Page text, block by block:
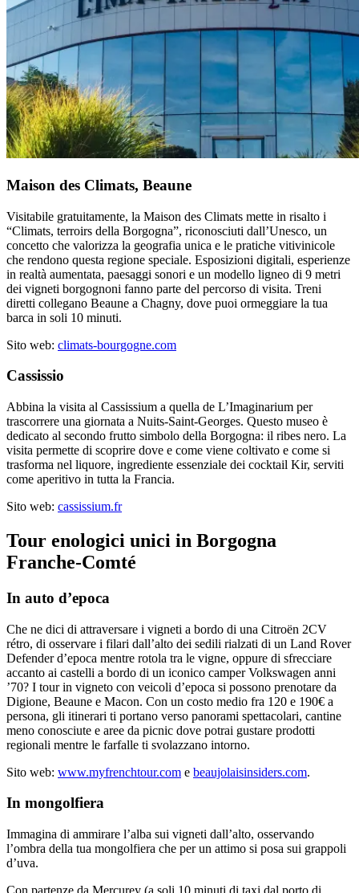
Maison des Climats, Beaune
Visitabile gratuitamente, la Maison des Climats mette in risalto i
“Climats, terroirs della Borgogna”, riconosciuti dall’Unesco, un
concetto che valorizza la geografia unica e le pratiche vitivinicole
che rendono questa regione speciale. Esposizioni digitali, esperienze
in realtà aumentata, paesaggi sonori e un modello ligneo di 9 metri
dei vigneti borgognoni fanno parte del percorso di visita. Treni
diretti collegano Beaune a Chagny, dove puoi ormeggiare la tua
barca in soli 10 minuti.
Sito web: climats-bourgogne.com
Cassissio
Abbina la visita al Cassissium a quella de L’Imaginarium per
trascorrere una giornata a Nuits-Saint-Georges. Questo museo è
dedicato al secondo frutto simbolo della Borgogna: il ribes nero. La
visita permette di scoprire dove e come viene coltivato e come si
trasforma nel liquore, ingrediente essenziale dei cocktail Kir, serviti
come aperitivo in tutta la Francia.
Sito web: cassissium.fr
Tour enologici unici in Borgogna
Franche-Comté
In auto d’epoca
Che ne dici di attraversare i vigneti a bordo di una Citroën 2CV
rétro, di osservare i filari dall’alto dei sedili rialzati di un Land Rover
Defender d’epoca mentre rotola tra le vigne, oppure di sfrecciare
accanto ai castelli a bordo di un iconico camper Volkswagen anni
’70? I tour in vigneto con veicoli d’epoca si possono prenotare da
Digione, Beaune e Macon. Con un costo medio fra 120 e 190€ a
persona, gli itinerari ti portano verso panorami spettacolari, cantine
meno conosciute e aree da picnic dove potrai gustare prodotti
regionali mentre le farfalle ti svolazzano intorno.
Sito web: www.myfrenchtour.com e beaujolaisinsiders.com.
In mongolfiera
Immagina di ammirare l’alba sui vigneti dall’alto, osservando
l’ombra della tua mongolfiera che per un attimo si posa sui grappoli
d’uva.
Con partenze da Mercurey (a soli 10 minuti di taxi dal porto di